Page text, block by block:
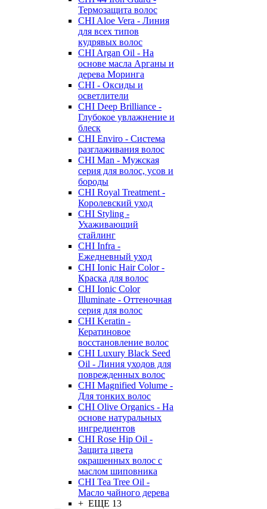
Термозащита волос
CHI Aloe Vera - Линия
для всех типов
кудрявых волос
CHI Argan Oil - На
основе масла Арганы и
дерева Моринга
CHI - Оксиды и
осветлители
CHI Deep Brilliance -
Глубокое увлажнение и
блеск
CHI Enviro - Система
разглаживания волос
CHI Man - Мужская
серия для волос, усов и
бороды
CHI Royal Treatment -
Королевский уход
CHI Styling -
Ухаживающий
стайлинг
CHI Infra -
Ежедневный уход
CHI Ionic Hair Color -
Краска для волос
CHI Ionic Color
Illuminate - Оттеночная
серия для волос
CHI Keratin -
Кератиновое
восстановление волос
CHI Luxury Black Seed
Oil - Линия уходов для
поврежденных волос
CHI Magnified Volume -
Для тонких волос
CHI Olive Organics - На
основе натуральных
ингредиентов
CHI Rose Hip Oil -
Защита цвета
окрашенных волос с
маслом шиповника
CHI Tea Tree Oil -
Масло чайного дерева
+ ЕЩЕ 13